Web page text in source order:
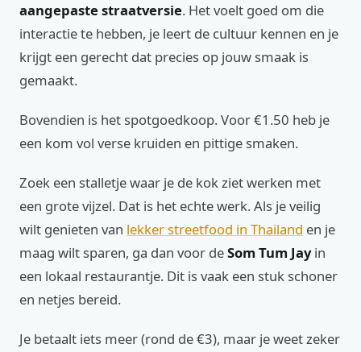
aangepaste straatversie. Het voelt goed om die
interactie te hebben, je leert de cultuur kennen en je
krijgt een gerecht dat precies op jouw smaak is
gemaakt.
Bovendien is het spotgoedkoop. Voor €1.50 heb je
een kom vol verse kruiden en pittige smaken.
Zoek een stalletje waar je de kok ziet werken met
een grote vijzel. Dat is het echte werk. Als je veilig
wilt genieten van lekker streetfood in Thailand en je
maag wilt sparen, ga dan voor deSom Tum Jayin
een lokaal restaurantje. Dit is vaak een stuk schoner
en netjes bereid.
Je betaalt iets meer (rond de €3), maar je weet zeker